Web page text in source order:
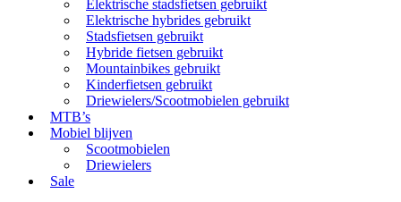
Elektrische stadsfietsen gebruikt
Elektrische hybrides gebruikt
Stadsfietsen gebruikt
Hybride fietsen gebruikt
Mountainbikes gebruikt
Kinderfietsen gebruikt
Driewielers/Scootmobielen gebruikt
MTB’s
Mobiel blijven
Scootmobielen
Driewielers
Sale